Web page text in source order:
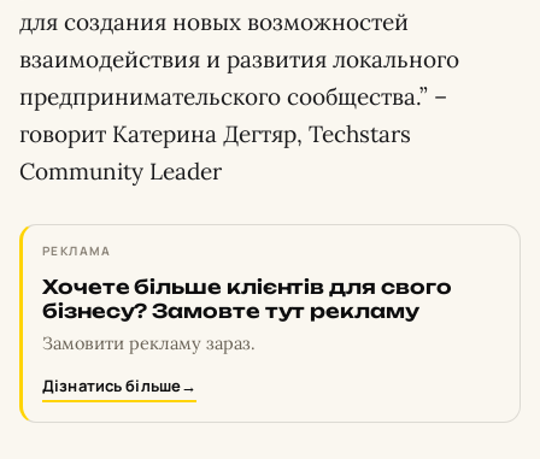
для создания новых возможностей
взаимодействия и развития локального
предпринимательского сообщества.” –
говорит Катерина Дегтяр, Techstars
Community Leader
РЕКЛАМА
Хочете більше клієнтів для свого
бізнесу? Замовте тут рекламу
Замовити рекламу зараз.
Дізнатись більше→